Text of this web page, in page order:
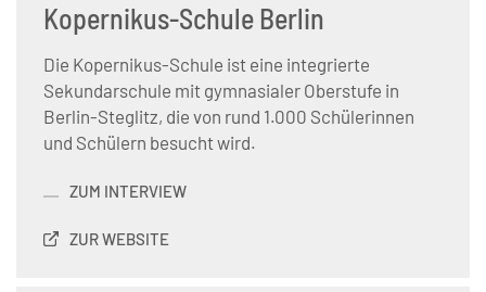
Kopernikus-Schule Berlin
Die Kopernikus-Schule ist eine integrierte
Sekundarschule mit gymnasialer Oberstufe in
Berlin-Steglitz, die von rund 1.000 Schülerinnen
und Schülern besucht wird.
ZUM INTERVIEW
ZUR WEBSITE